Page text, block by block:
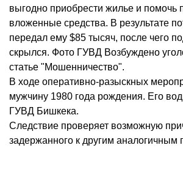
выгодно приобрести жилье и помочь
вложенные средства. В результате
передал ему $85 тысяч, после чего
скрылся. Фото ГУВД Возбуждено
статье "Мошенничество".
В ходе оперативно-разыскных
мужчину 1980 года рождения. Его
ГУВД Бишкека.
Следствие проверяет возможную
задержанного к другим аналогичным